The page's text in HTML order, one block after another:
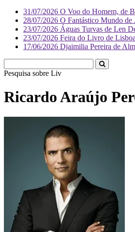
31/07/2026 O Voo do Homem, de
28/07/2026 O Fantástico Mundo de
23/07/2026 Águas Turvas de Len
23/07/2026 Feira do Livro de
17/06/2026 Djaimilia Pereira de
Pesquisa sobre Literatura
Ricardo Araújo